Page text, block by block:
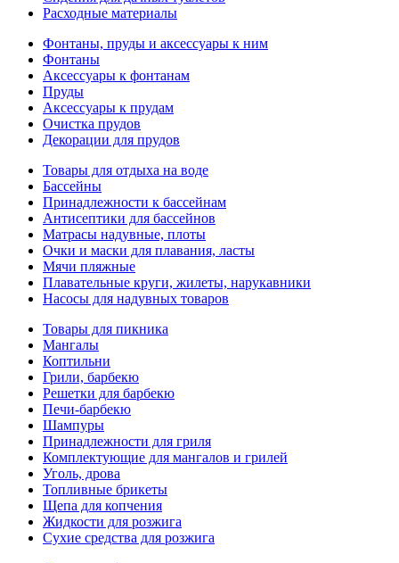
Расходные материалы
Фонтаны, пруды и аксессуары к ним
Фонтаны
Аксессуары к фонтанам
Пруды
Аксессуары к прудам
Очистка прудов
Декорации для прудов
Товары для отдыха на воде
Бассейны
Принадлежности к бассейнам
Антисептики для бассейнов
Матраcы надувные, плоты
Очки и маски для плавания, ласты
Мячи пляжные
Плавательные круги, жилеты, нарукавники
Насосы для надувных товаров
Товары для пикника
Мангалы
Коптильни
Грили, барбекю
Решетки для барбекю
Печи-барбекю
Шампуры
Принадлежности для гриля
Комплектующие для мангалов и грилей
Уголь, дрова
Топливные брикеты
Щепа для копчения
Жидкости для розжига
Сухие средства для розжига